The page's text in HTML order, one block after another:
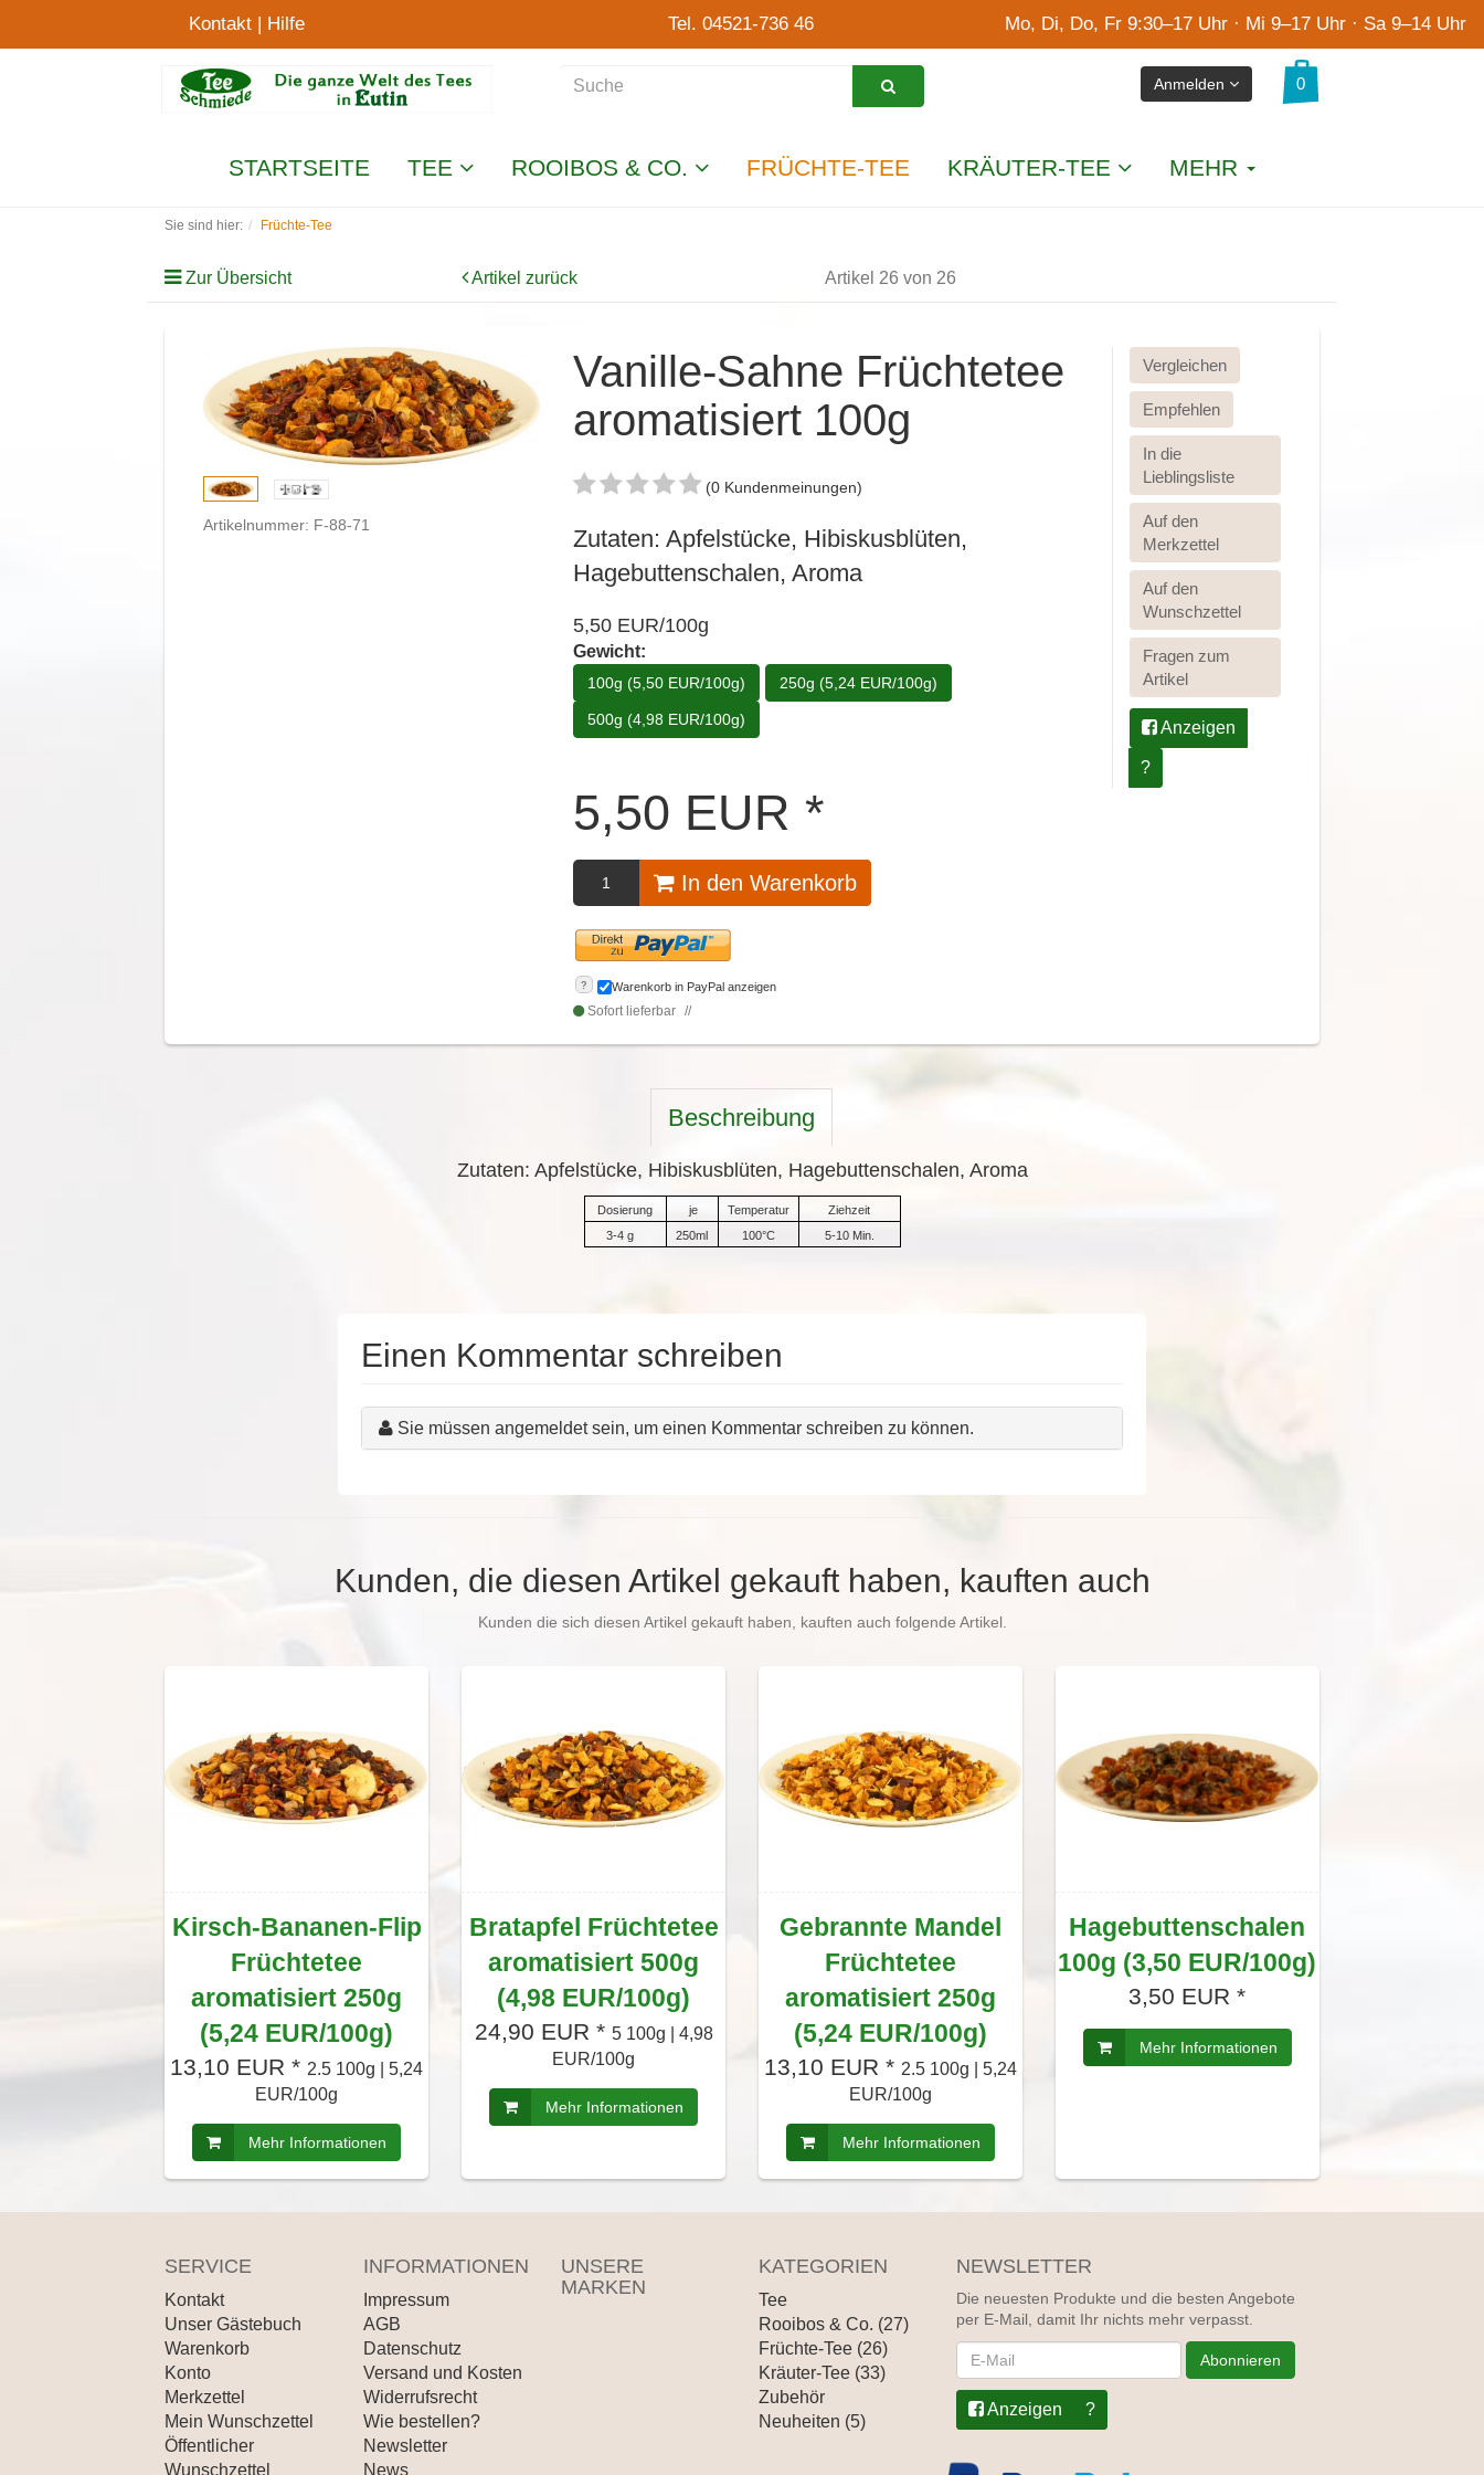
Kontakt | Hilfe Tel. 04521-736 46 Mo, Di, Do, Fr 9:30–17 Uhr · Mi 9–17 Uhr · Sa 9–14 Uhr
Anmelden
STARTSEITE TEE ROOIBOS & CO. FRÜCHTE-TEE KRÄUTER-TEE MEHR
Sie sind hier: Früchte-Tee
Zur Übersicht Artikel zurück Artikel 26 von 26
Artikelnummer: F-88-71
Vanille-Sahne Früchtetee
aromatisiert 100g
(0 Kundenmeinungen)
Zutaten: Apfelstücke, Hibiskusblüten,
Hagebuttenschalen, Aroma
5,50 EUR/100g
Gewicht:
100g (5,50 EUR/100g) 250g (5,24 EUR/100g)
500g (4,98 EUR/100g)
5,50 EUR *
In den Warenkorb
? Warenkorb in PayPal anzeigen
Sofort lieferbar
Vergleichen
Empfehlen
In die
Lieblingsliste
Auf den
Merkzettel
Auf den
Wunschzettel
Fragen zum
Artikel
Anzeigen
?
Beschreibung
Zutaten: Apfelstücke, Hibiskusblüten, Hagebuttenschalen, Aroma
Dosierung je Temperatur
Ziehzeit
3-4 g
250ml 100°C 5-10 Min.
Einen Kommentar schreiben
Sie müssen angemeldet sein, um einen Kommentar schreiben zu können.
Kunden, die diesen Artikel gekauft haben, kauften auch
Kunden die sich diesen Artikel gekauft haben, kauften auch folgende Artikel.
Kirsch-Bananen-Flip
Früchtetee
aromatisiert 250g
(5,24 EUR/100g)
13,10 EUR * 2.5 100g | 5,24
EUR/100g
Mehr Informationen
Bratapfel Früchtetee
aromatisiert 500g
(4,98 EUR/100g)
24,90 EUR * 5 100g | 4,98
EUR/100g
Mehr Informationen
Gebrannte Mandel
Früchtetee
aromatisiert 250g
(5,24 EUR/100g)
13,10 EUR * 2.5 100g | 5,24
EUR/100g
Mehr Informationen
Hagebuttenschalen
100g (3,50 EUR/100g)
3,50 EUR *
Mehr Informationen
SERVICE
Kontakt
Unser Gästebuch
Warenkorb
Konto
Merkzettel
Mein Wunschzettel
Öffentlicher
Wunschzettel
INFORMATIONEN
Impressum
AGB
Datenschutz
Versand und Kosten
Widerrufsrecht
Wie bestellen?
Newsletter
News
UNSERE
MARKEN
KATEGORIEN
Tee
Rooibos & Co. (27)
Früchte-Tee (26)
Kräuter-Tee (33)
Zubehör
Neuheiten (5)
NEWSLETTER
Die neuesten Produkte und die besten Angebote
per E-Mail, damit Ihr nichts mehr verpasst.
Newsletter Abonnieren
Anzeigen ?